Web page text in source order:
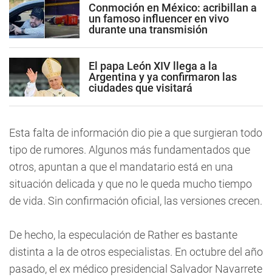
Conmoción en México: acribillan a
un famoso influencer en vivo
durante una transmisión
El papa León XIV llega a la
Argentina y ya confirmaron las
ciudades que visitará
Esta falta de información dio pie a que surgieran todo
tipo de rumores. Algunos más fundamentados que
otros, apuntan a que el mandatario está en una
situación delicada y que no le queda mucho tiempo
de vida. Sin confirmación oficial, las versiones crecen.
De hecho, la especulación de Rather es bastante
distinta a la de otros especialistas. En octubre del año
pasado, el ex médico presidencial Salvador Navarrete